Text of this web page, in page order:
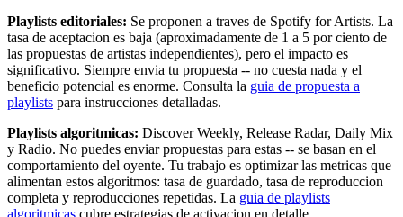
Playlists editoriales: Se proponen a traves de Spotify for Artists. La
tasa de aceptacion es baja (aproximadamente de 1 a 5 por ciento de
las propuestas de artistas independientes), pero el impacto es
significativo. Siempre envia tu propuesta -- no cuesta nada y el
beneficio potencial es enorme. Consulta la guia de propuesta a
playlists para instrucciones detalladas.
Playlists algoritmicas: Discover Weekly, Release Radar, Daily Mix
y Radio. No puedes enviar propuestas para estas -- se basan en el
comportamiento del oyente. Tu trabajo es optimizar las metricas que
alimentan estos algoritmos: tasa de guardado, tasa de reproduccion
completa y reproducciones repetidas. La guia de playlists